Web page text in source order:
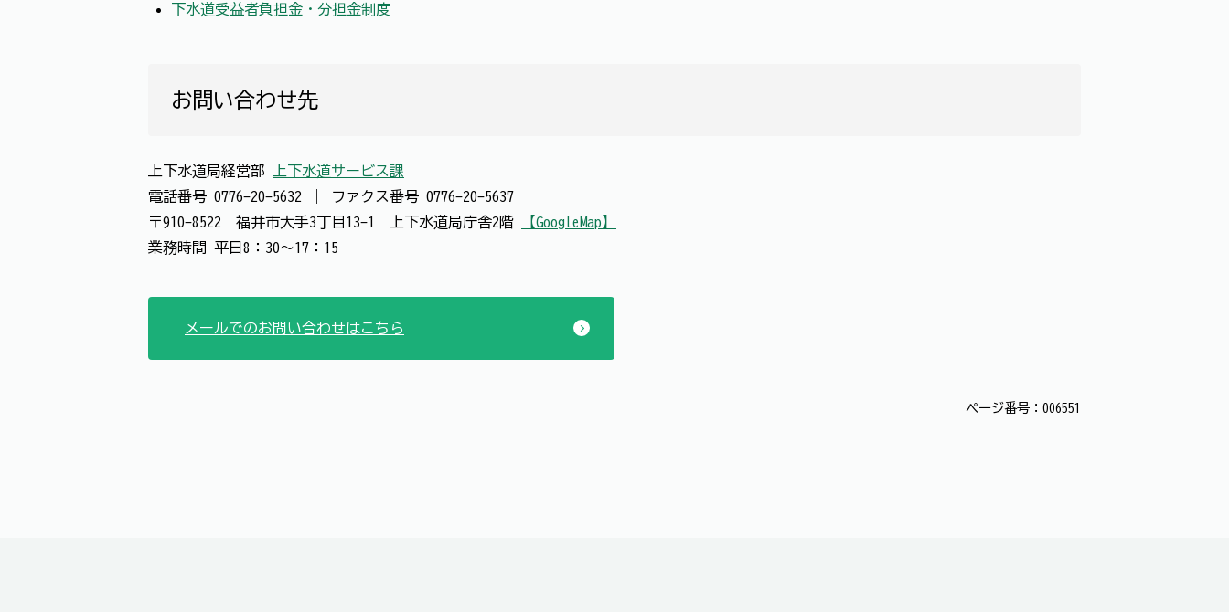
下水道受益者負担金・分担金制度
お問い合わせ先
上下水道局経営部
上下水道サービス課
電話番号 0776-20-5632 ファクス番号 0776-20-5637
〒910-8522 福井市大手3丁目13-1 上下水道局庁舎2階
【GoogleMap】
業務時間 平日8：30～17：15
メールでのお問い合わせはこちら
ページ番号：006551